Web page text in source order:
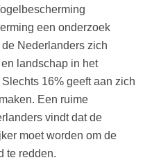
een onderzoek
Nederlanders zich
landschap in het
16% geeft aan zich
Een ruime
vindt dat de
moet worden om de
te redden.